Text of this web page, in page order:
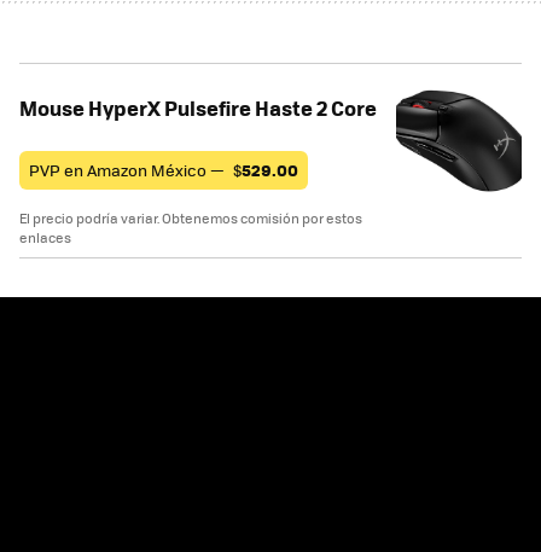
Mouse HyperX Pulsefire Haste 2 Core
PVP en Amazon México — $529.00
El precio podría variar. Obtenemos comisión por estos
enlaces